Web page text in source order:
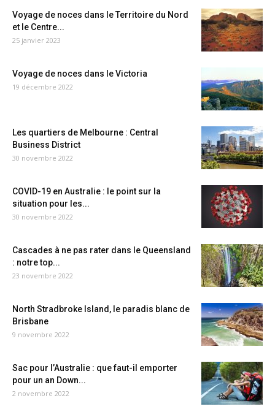
Voyage de noces dans le Territoire du Nord
et le Centre...
25 janvier 2023
Voyage de noces dans le Victoria
19 décembre 2022
Les quartiers de Melbourne : Central
Business District
30 novembre 2022
COVID-19 en Australie : le point sur la
situation pour les...
30 novembre 2022
Cascades à ne pas rater dans le Queensland
: notre top...
23 novembre 2022
North Stradbroke Island, le paradis blanc de
Brisbane
9 novembre 2022
Sac pour l’Australie : que faut-il emporter
pour un an Down...
2 novembre 2022